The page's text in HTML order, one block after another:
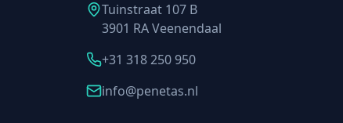
Tuinstraat 107 B
3901 RA Veenendaal
+31 318 250 950
info@penetas.nl